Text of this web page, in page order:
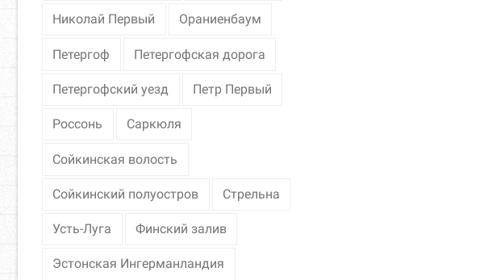
Николай Первый Ораниенбаум
Петергоф Петергофская дорога
Петергофский уезд Петр Первый
Россонь Саркюля
Сойкинская волость
Сойкинский полуостров Стрельна
Усть-Луга Финский залив
Эстонская Ингерманландия